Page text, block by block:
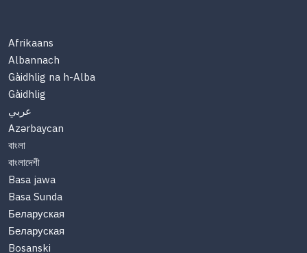
Afrikaans
Albannach
Gàidhlig na h-Alba
Gàidhlig
عربي
Azərbaycan
বাংলা
বাংলাদেশী
Basa jawa
Basa Sunda
Беларуская
Беларуская
Bosanski